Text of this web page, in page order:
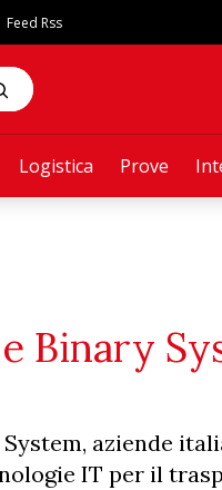
Logistica Prove
Feed Rss
Binary
System, aziende
IT per il